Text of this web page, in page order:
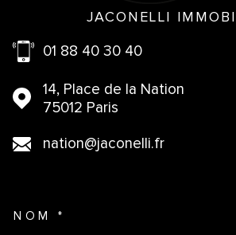
JACONELLI
01 88 40 30 40
14, Place de la Nation
75012 Paris
nation@jaconelli.fr
NOM *